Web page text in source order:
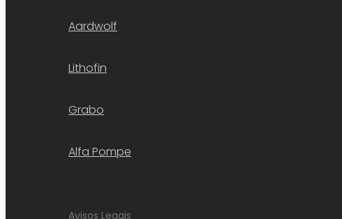
Aardwolf
Lithofin
Grabo
Alfa Pompe
Avisos Legais